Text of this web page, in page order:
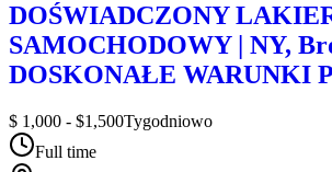
DOŚWIADCZONY
SAMOCHODOWY | NY,
DOSKONAŁE WARUNKI
$ 1,000 - $1,500Tygodniowo
Full time